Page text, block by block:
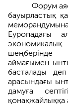
Форум
бауырластық
Еуропадағы
шеңберінде
аймағымен
басталады
арасындағы
дамуға
қонақжайлыққа